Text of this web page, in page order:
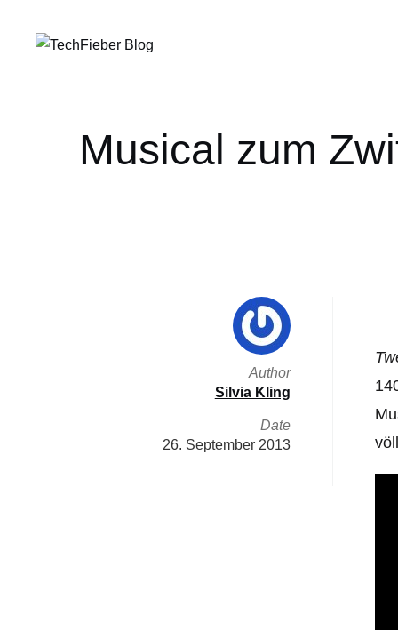
Musical zum
Author
Silvia Kling
Date
26. September 2013